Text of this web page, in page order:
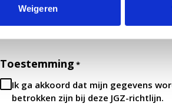
Weigeren
Jouw feedback wordt verwerkt door
Toestemming *
Ik ga akkoord dat mijn gegevens
betrokken zijn bij deze JGZ-richtlijn.